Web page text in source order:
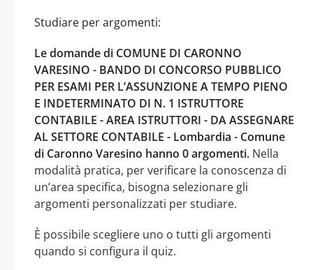
Studiare per argomenti:
Le domande di COMUNE DI CARONNO
VARESINO - BANDO DI CONCORSO PUBBLICO
PER ESAMI PER L’ASSUNZIONE A TEMPO PIENO
E INDETERMINATO DI N. 1 ISTRUTTORE
CONTABILE - AREA ISTRUTTORI - DA ASSEGNARE
AL SETTORE CONTABILE - Lombardia - Comune
di Caronno Varesino hanno 0 argomenti. Nella
modalità pratica, per verificare la conoscenza di
un’area specifica, bisogna selezionare gli
argomenti personalizzati per studiare.
È possibile scegliere uno o tutti gli argomenti
quando si configura il quiz.